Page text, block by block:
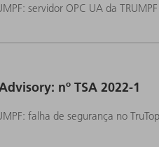
servidor OPC UA da
nº TSA 2022-1
falha de segurança no